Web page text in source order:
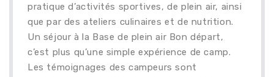
pratique d’activités sportives, de plein air, ainsi
que par des ateliers culinaires et de nutrition.
Un séjour à la Base de plein air Bon départ,
c’est plus qu’une simple expérience de camp.
Les témoignages des campeurs sont